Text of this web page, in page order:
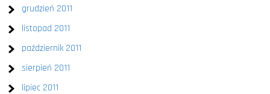
grudzień 2011
listopad 2011
październik 2011
sierpień 2011
lipiec 2011